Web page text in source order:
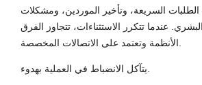
السريعة، وتأخير الموردين، ومشكلات
عندما تتكرر الاستثناءات، تتجاوز الفرق